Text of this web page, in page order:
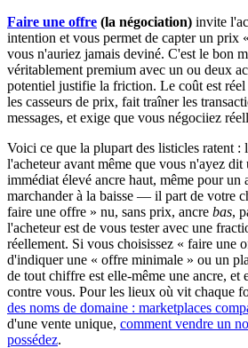
Faire une offre (la négociation) invite
intention et vous permet de capter un prix
vous n'auriez jamais deviné. C'est le bon
véritablement premium avec un ou deux
potentiel justifie la friction. Le coût est
les casseurs de prix, fait traîner les
messages, et exige que vous négociiez
Voici ce que la plupart des listicles ratent :
l'acheteur avant même que vous n'ayez
immédiat élevé ancre haut, même pour un
marchander à la baisse — il part de votre
faire une offre » nu, sans prix, ancre bas,
l'acheteur est de vous tester avec une
réellement. Si vous choisissez « faire une
d'indiquer une « offre minimale » ou un
de tout chiffre est elle-même une ancre, et
contre vous. Pour les lieux où vit chaque
des noms de domaine : marketplaces
d'une vente unique, comment vendre un
possédez.